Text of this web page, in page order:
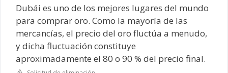
Dubái es uno de los mejores lugares del mundo
para comprar oro. Como la mayoría de las
mercancías, el precio del oro fluctúa a menudo,
y dicha fluctuación constituye
aproximadamente el 80 o 90 % del precio final.